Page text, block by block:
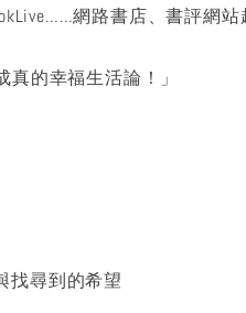
網路書店、書評網站
的幸福生活論！」
找尋到的希望